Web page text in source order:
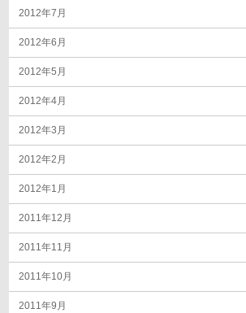
2012年7月
2012年6月
2012年5月
2012年4月
2012年3月
2012年2月
2012年1月
2011年12月
2011年11月
2011年10月
2011年9月